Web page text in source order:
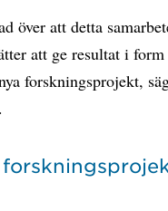
över att detta
att ge resultat i form
forskningsprojekt,